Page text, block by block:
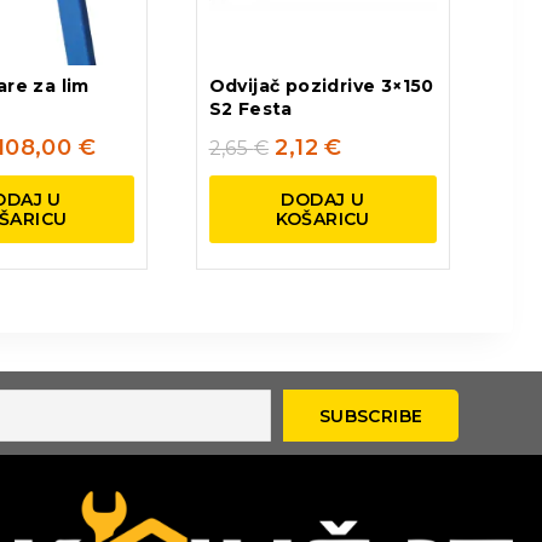
za lim
€
U
Odvijač pozidrive 3×150
S2 Festa
2,65€ 2,12€
DODAJ U
KOŠARICU